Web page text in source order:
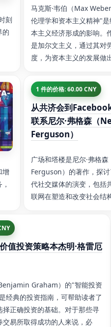
刻
的
马克斯·韦伯（Max
伦理学和资本主义精神"
本主义经济形成的影响。
是加尔文主义，通过其对
度，为资本主义的发展做
增
1 件的价格: 60.00 CNY
从共济会到
联系尼尔·弗格森（
Ferguson）
广场和塔楼是尼尔·弗格
Ferguson）的著作，探
代社交媒体的演变，包括
联网在塑造和改变社会结
值投资策略本杰明·格雷厄
Graham）的"智能投资
经典的投资指南，可帮助读者了
择正确投资的基础。对于那些寻
交易所取得成功的人来说，必